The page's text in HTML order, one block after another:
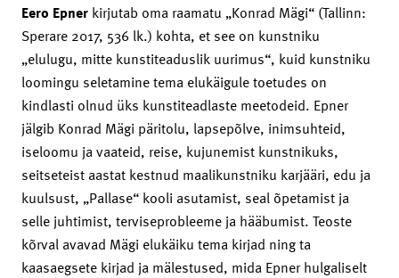
Eero Epner kirjutab oma raamatu „Konrad Mägi“ (Tallinn:
Sperare 2017, 536 lk.) kohta, et see on kunstniku
„elulugu, mitte kunstiteaduslik uurimus“, kuid kunstniku
loomingu seletamine tema elukäigule toetudes on
kindlasti olnud üks kunstiteadlaste meetodeid. Epner
jälgib Konrad Mägi päritolu, lapsepõlve, inimsuhteid,
iseloomu ja vaateid, reise, kujunemist kunstnikuks,
seitseteist aastat kestnud maalikunstniku karjääri, edu ja
kuulsust, „Pallase“ kooli asutamist, seal õpetamist ja
selle juhtimist, terviseprobleeme ja hääbumist. Teoste
kõrval avavad Mägi elukäiku tema kirjad ning ta
kaasaegsete kirjad ja mälestused, mida Epner hulgaliselt